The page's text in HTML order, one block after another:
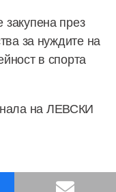
през
за нуждите на
в спорта
на ЛЕВСКИ